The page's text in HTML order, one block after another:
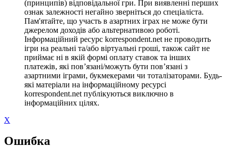
(принципів) відповідальної гри. При виявленні перших
ознак залежності негайно зверніться до спеціаліста.
Пам'ятайте, що участь в азартних іграх не може бути
джерелом доходів або альтернативою роботі.
Інформаційний ресурс korrespondent.net не проводить
ігри на реальні та/або віртуальні гроші, також сайт не
приймає ні в якій формі оплату ставок та інших
платежів, які пов’язані/можуть бути пов’язані з
азартними іграми, букмекерами чи тоталізаторами. Будь-
які матеріали на інформаційному ресурсі
korrespondent.net публікуються виключно в
інформаційних цілях.
X
Ошибка